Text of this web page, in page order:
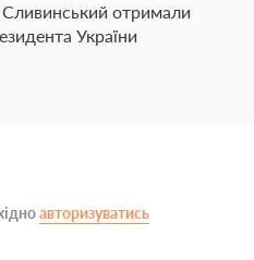
отримали
України
авторизуватись